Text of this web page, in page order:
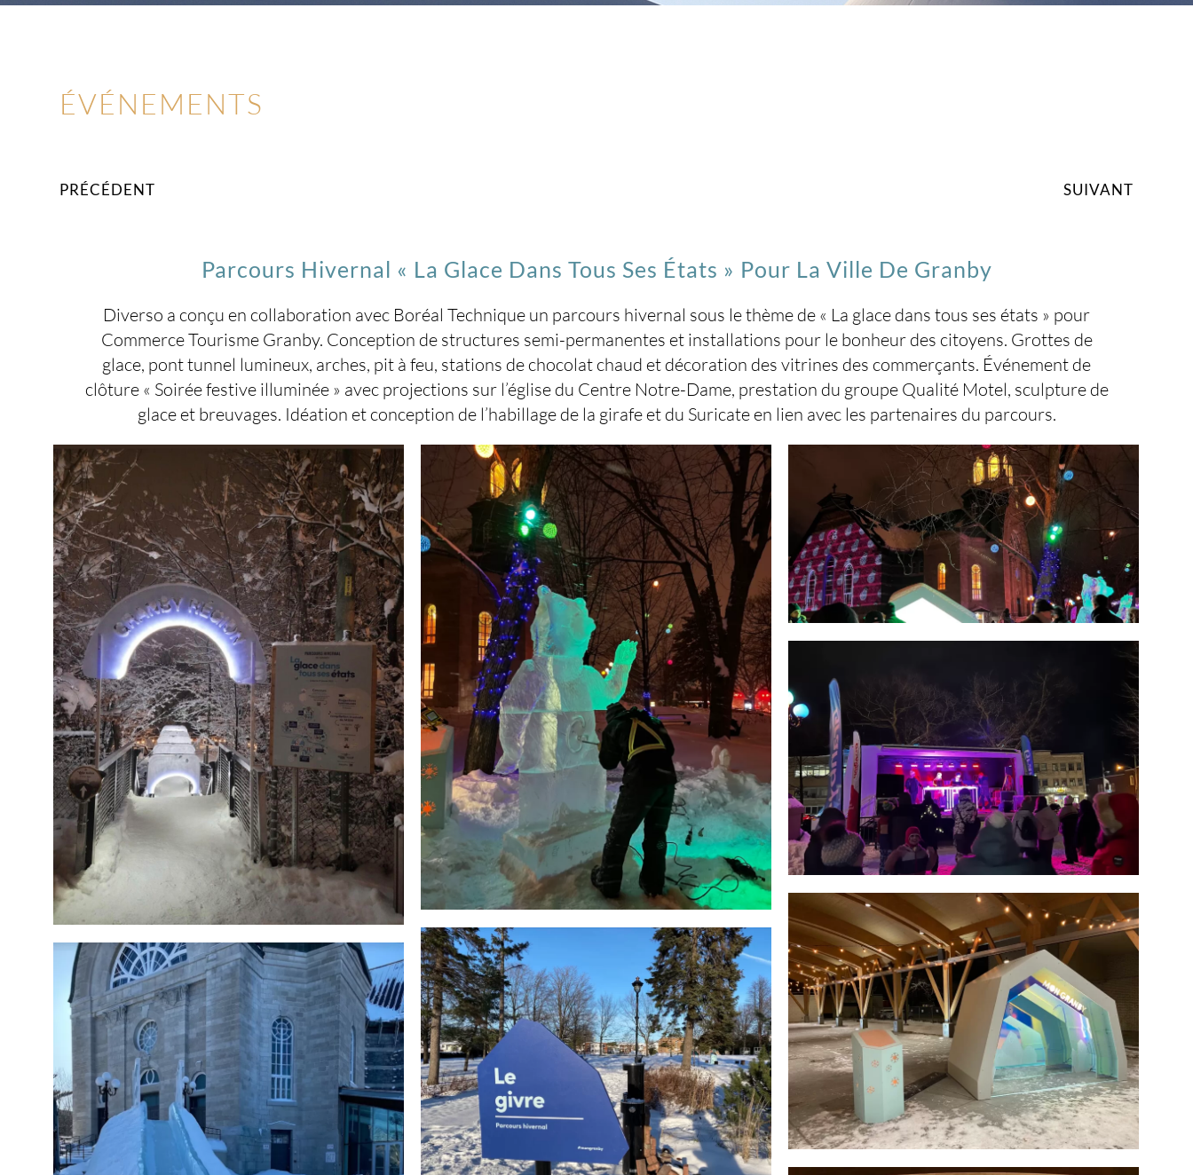
ÉVÉNEMENTS
PRÉCÉDENT SUIVANT
Parcours Hivernal « La Glace Dans Tous Ses États » Pour La Ville De Granby
Diverso a conçu en collaboration avec Boréal Technique un parcours hivernal sous le thème de « La glace dans tous ses états » pour
Commerce Tourisme Granby. Conception de structures semi-permanentes et installations pour le bonheur des citoyens. Grottes de
glace, pont tunnel lumineux, arches, pit à feu, stations de chocolat chaud et décoration des vitrines des commerçants. Événement de
clôture « Soirée festive illuminée » avec projections sur l’église du Centre Notre-Dame, prestation du groupe Qualité Motel, sculpture de
glace et breuvages. Idéation et conception de l’habillage de la girafe et du Suricate en lien avec les partenaires du parcours.